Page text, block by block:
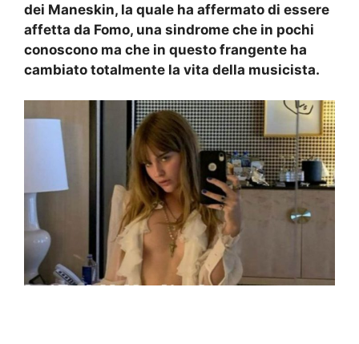
dei Maneskin, la quale ha affermato di essere
affetta da Fomo, una sindrome che in pochi
conoscono ma che in questo frangente ha
cambiato totalmente la vita della musicista.